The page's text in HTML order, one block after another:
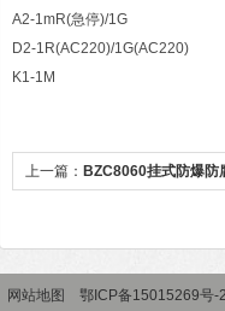
A2-1mR(急停)/1G
D2-1R(AC220)/1G(AC220)
K1-1M
上一篇： BZC8060挂式防爆防
网站地图 鄂ICP备15015269号-